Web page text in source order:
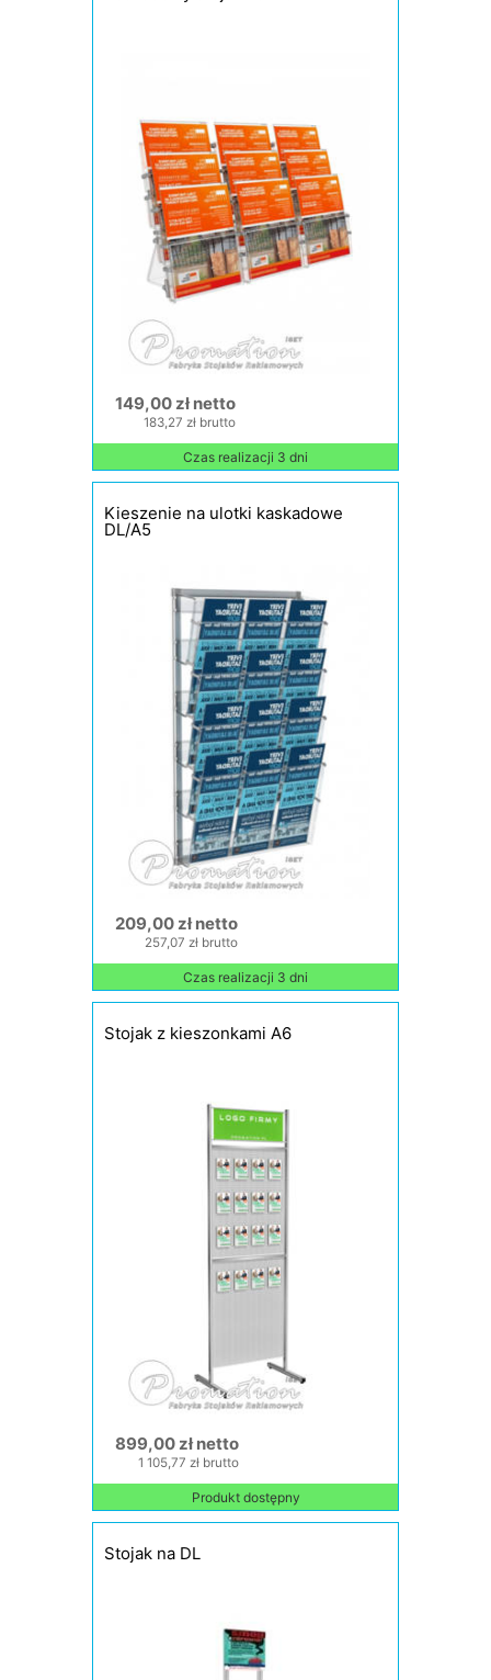
149,00 zł netto
183,27 zł brutto
Czas realizacji 3 dni
Kieszenie na ulotki kaskadowe
DL/A5
209,00 zł netto
257,07 zł brutto
Czas realizacji 3 dni
Stojak z kieszonkami A6
899,00 zł netto
1 105,77 zł brutto
Produkt dostępny
Stojak na DL